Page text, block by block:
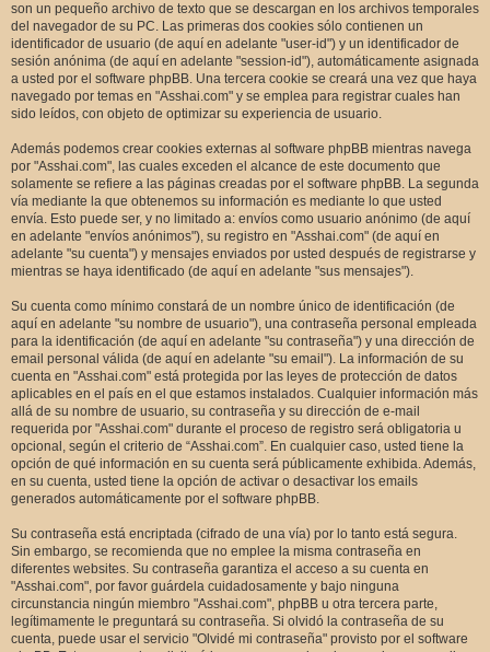
son un pequeño archivo de texto que se descargan en los archivos temporales
del navegador de su PC. Las primeras dos cookies sólo contienen un
identificador de usuario (de aquí en adelante "user-id") y un identificador de
sesión anónima (de aquí en adelante "session-id"), automáticamente asignada
a usted por el software phpBB. Una tercera cookie se creará una vez que haya
navegado por temas en "Asshai.com" y se emplea para registrar cuales han
sido leídos, con objeto de optimizar su experiencia de usuario.
Además podemos crear cookies externas al software phpBB mientras navega
por "Asshai.com", las cuales exceden el alcance de este documento que
solamente se refiere a las páginas creadas por el software phpBB. La segunda
vía mediante la que obtenemos su información es mediante lo que usted
envía. Esto puede ser, y no limitado a: envíos como usuario anónimo (de aquí
en adelante "envíos anónimos"), su registro en "Asshai.com" (de aquí en
adelante "su cuenta") y mensajes enviados por usted después de registrarse y
mientras se haya identificado (de aquí en adelante "sus mensajes").
Su cuenta como mínimo constará de un nombre único de identificación (de
aquí en adelante "su nombre de usuario"), una contraseña personal empleada
para la identificación (de aquí en adelante "su contraseña") y una dirección de
email personal válida (de aquí en adelante "su email"). La información de su
cuenta en "Asshai.com" está protegida por las leyes de protección de datos
aplicables en el país en el que estamos instalados. Cualquier información más
allá de su nombre de usuario, su contraseña y su dirección de e-mail
requerida por "Asshai.com" durante el proceso de registro será obligatoria u
opcional, según el criterio de “Asshai.com”. En cualquier caso, usted tiene la
opción de qué información en su cuenta será públicamente exhibida. Además,
en su cuenta, usted tiene la opción de activar o desactivar los emails
generados automáticamente por el software phpBB.
Su contraseña está encriptada (cifrado de una vía) por lo tanto está segura.
Sin embargo, se recomienda que no emplee la misma contraseña en
diferentes websites. Su contraseña garantiza el acceso a su cuenta en
"Asshai.com", por favor guárdela cuidadosamente y bajo ninguna
circunstancia ningún miembro "Asshai.com", phpBB u otra tercera parte,
legítimamente le preguntará su contraseña. Si olvidó la contraseña de su
cuenta, puede usar el servicio "Olvidé mi contraseña" provisto por el software